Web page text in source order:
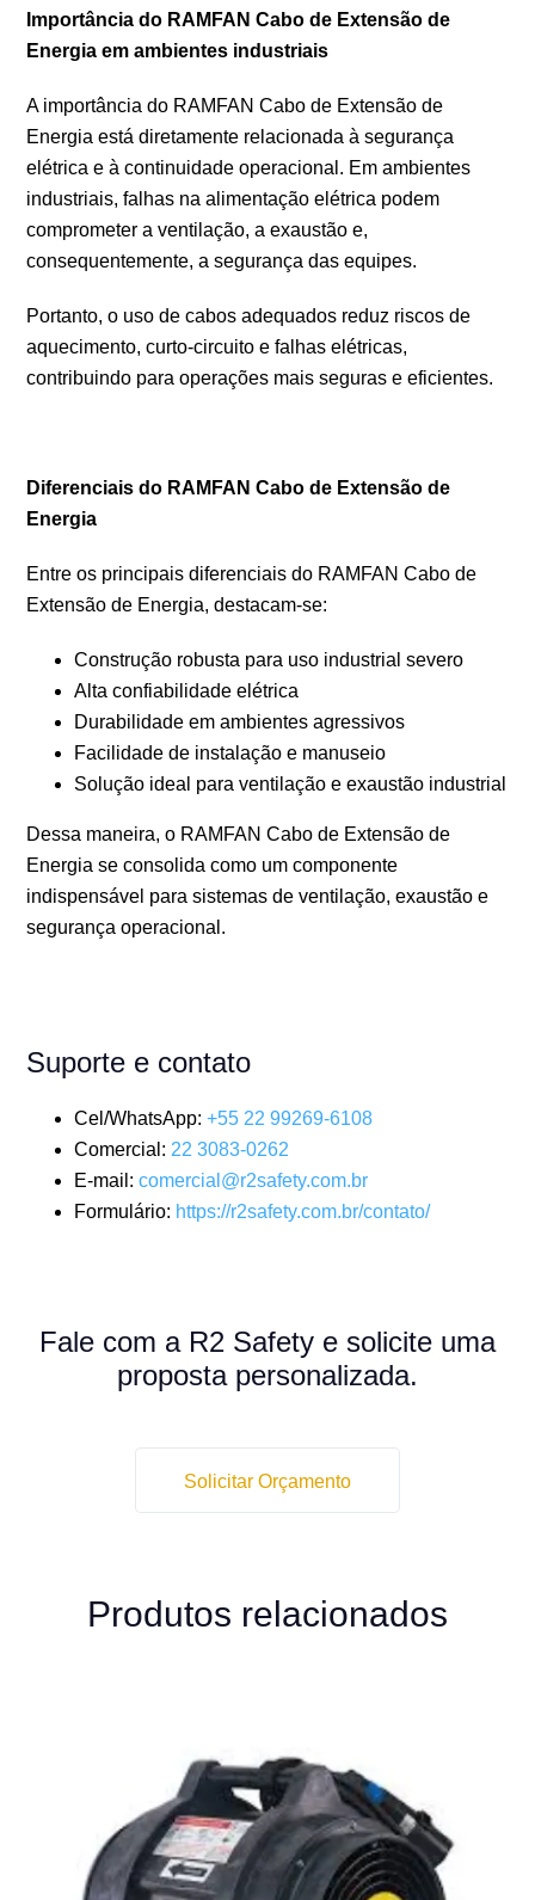
Importância do RAMFAN Cabo de Extensão de
Energia em ambientes industriais
A importância do RAMFAN Cabo de Extensão de
Energia está diretamente relacionada à segurança
elétrica e à continuidade operacional. Em ambientes
industriais, falhas na alimentação elétrica podem
comprometer a ventilação, a exaustão e,
consequentemente, a segurança das equipes.
Portanto, o uso de cabos adequados reduz riscos de
aquecimento, curto-circuito e falhas elétricas,
contribuindo para operações mais seguras e eficientes.
Diferenciais do RAMFAN Cabo de Extensão de
Energia
Entre os principais diferenciais do RAMFAN Cabo de
Extensão de Energia, destacam-se:
Construção robusta para uso industrial severo
Alta confiabilidade elétrica
Durabilidade em ambientes agressivos
Facilidade de instalação e manuseio
Solução ideal para ventilação e exaustão industrial
Dessa maneira, o RAMFAN Cabo de Extensão de
Energia se consolida como um componente
indispensável para sistemas de ventilação, exaustão e
segurança operacional.
Suporte e contato
Cel/WhatsApp:+55 22 99269-6108
Comercial: 22 3083-0262
E-mail:comercial@r2safety.com.br
Formulário: https://r2safety.com.br/contato/
Fale com a R2 Safety e solicite uma
proposta personalizada.
Solicitar Orçamento
Produtos relacionados